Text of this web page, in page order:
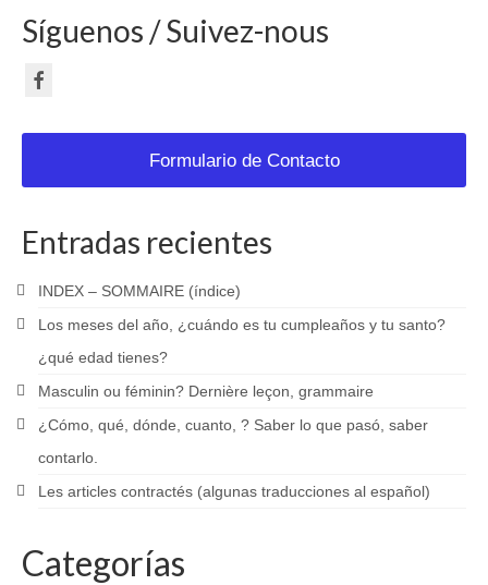
Síguenos / Suivez-nous
Formulario de Contacto
Entradas recientes
INDEX – SOMMAIRE (índice)
Los meses del año, ¿cuándo es tu cumpleaños y tu santo?
¿qué edad tienes?
Masculin ou féminin? Dernière leçon, grammaire
¿Cómo, qué, dónde, cuanto, ? Saber lo que pasó, saber
contarlo.
Les articles contractés (algunas traducciones al español)
Categorías